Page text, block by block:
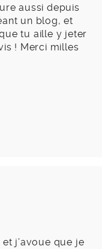
aussi depuis
un blog, et
tu aille y jeter
! Merci milles
j’avoue que je